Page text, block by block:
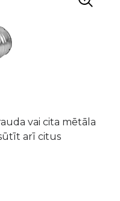
vai cita mētāla
arī citus